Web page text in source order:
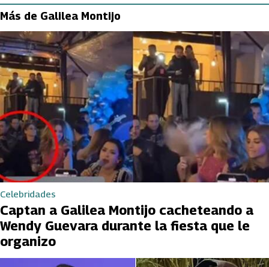
Más de Galilea Montijo
Celebridades
Captan a Galilea Montijo cacheteando a
Wendy Guevara durante la fiesta que le
organizo